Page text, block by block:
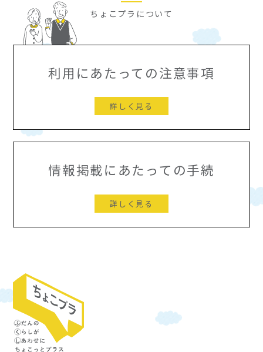
ちょこプラについて
利用にあたっての注意事項
詳しく見る
情報掲載にあたっての手続
詳しく見る